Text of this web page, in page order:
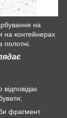
на
контейнерах
полотні.
фрагмент